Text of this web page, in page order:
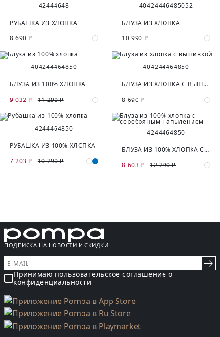
42444648
РУБАШКА ИЗ ХЛОПКА
8 690 ₽
40424446485052
БЛУЗА ИЗ ХЛОПКА
10 990 ₽
404244464850
БЛУЗА ИЗ 100% ХЛОПКА
9 032 ₽
11 290 ₽
404244464850
БЛУЗА ИЗ ХЛОПКА С ВЫШИВКОЙ
8 690 ₽
4244464850
РУБАШКА ИЗ 100% ХЛОПКА
7 203 ₽
10 290 ₽
4244464850
БЛУЗА ИЗ 100% ХЛОПКА С СЕРЕБРЯНЫМ НАПЫЛЕНИЕМ
8 603 ₽
12 290 ₽
ПОДПИСКА НА НОВОСТИ И СКИДКИ
Принимаю пользовательское соглашение о
конфиденциальности